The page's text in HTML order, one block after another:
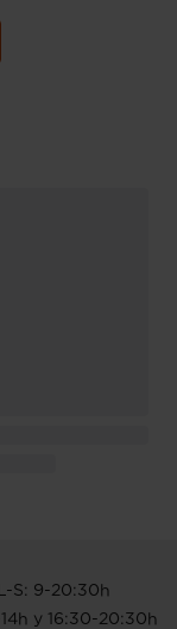
S: 9-20:30h
y 16:30-20:30h